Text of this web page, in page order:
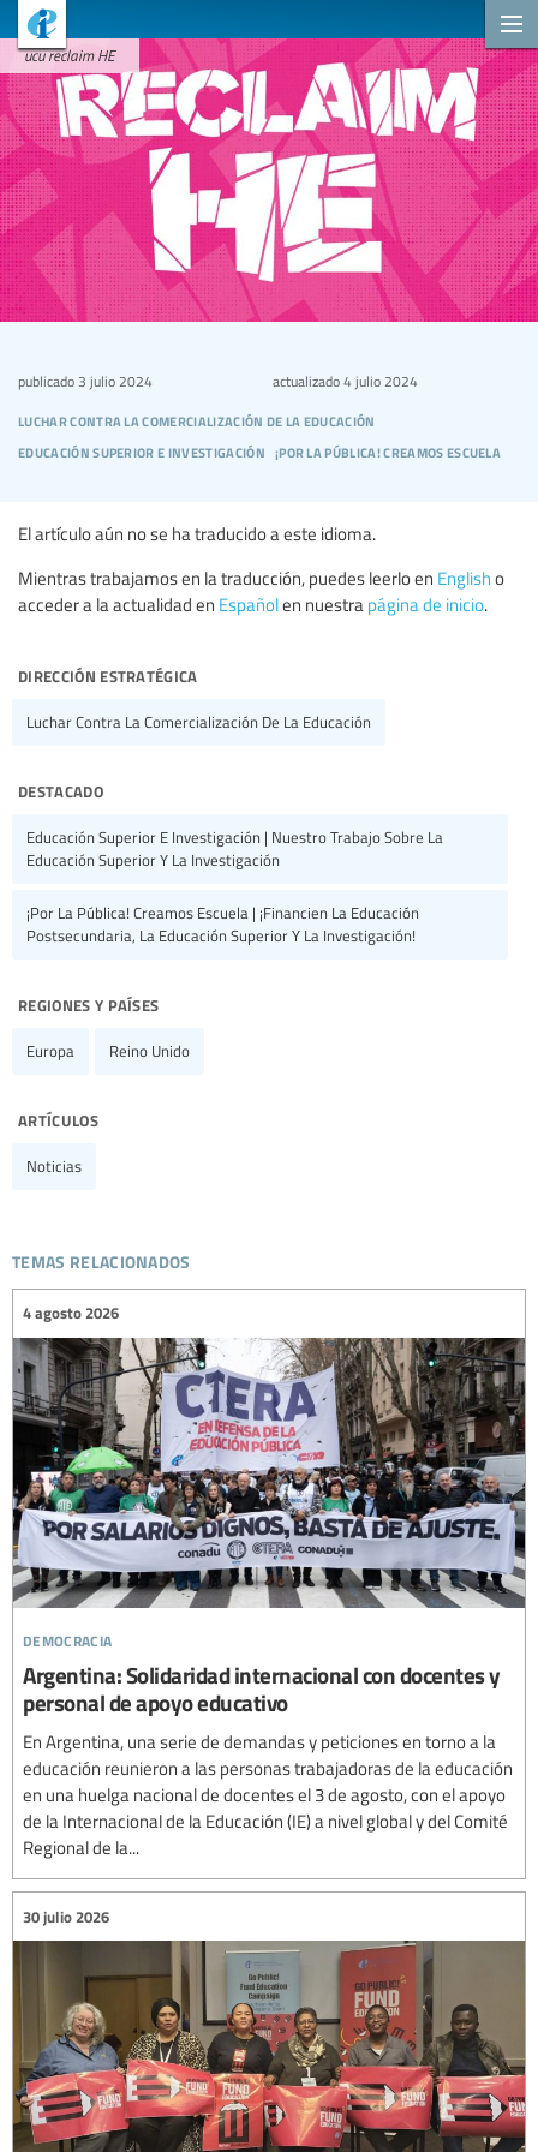
ucu reclaim HE
luchar contra la comercialización de la educación
educación superior e investigación ¡por la pública! creamos escuela
publicado 3 julio 2024 actualizado4 julio 2024
El artículo aún no se ha traducido a este idioma.
Mientras trabajamos en la traducción, puedes leerlo en English o
acceder a la actualidad en Españolen nuestra página de inicio.
dirección estratégica
Luchar Contra La Comercialización De La Educación
destacado
Educación Superior E Investigación | Nuestro Trabajo Sobre La
Educación Superior Y La Investigación
¡Por La Pública! Creamos Escuela | ¡Financien La Educación
Postsecundaria, La Educación Superior Y La Investigación!
regiones y países
Europa Reino Unido
artículos
Noticias
temas relacionados
democracia
4 agosto 2026
Argentina: Solidaridad internacional con docentes y
personal de apoyo educativo
En Argentina, una serie de demandas y peticiones en torno a la
educación reunieron a las personas trabajadoras de la educación
en una huelga nacional de docentes el 3 de agosto, con el apoyo
de la Internacional de la Educación (IE) a nivel global y del Comité
Regional de la...
30 julio 2026